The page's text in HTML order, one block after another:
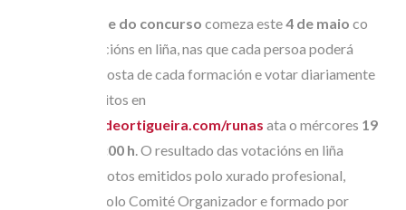
segunda fase do concurso comeza este4 de maio co
inicio das votacións en liña, nas que cada persoa poderá
escoitar a proposta de cada formación e votar diariamente
por ata 3 favoritos en
www.festivaldeortigueira.com/runas ata o mércores 19
de maio ás 14:00 h . O resultado das votacións en liña
sumarase aos votos emitidos polo xurado profesional,
seleccionado polo Comité Organizador e formado por